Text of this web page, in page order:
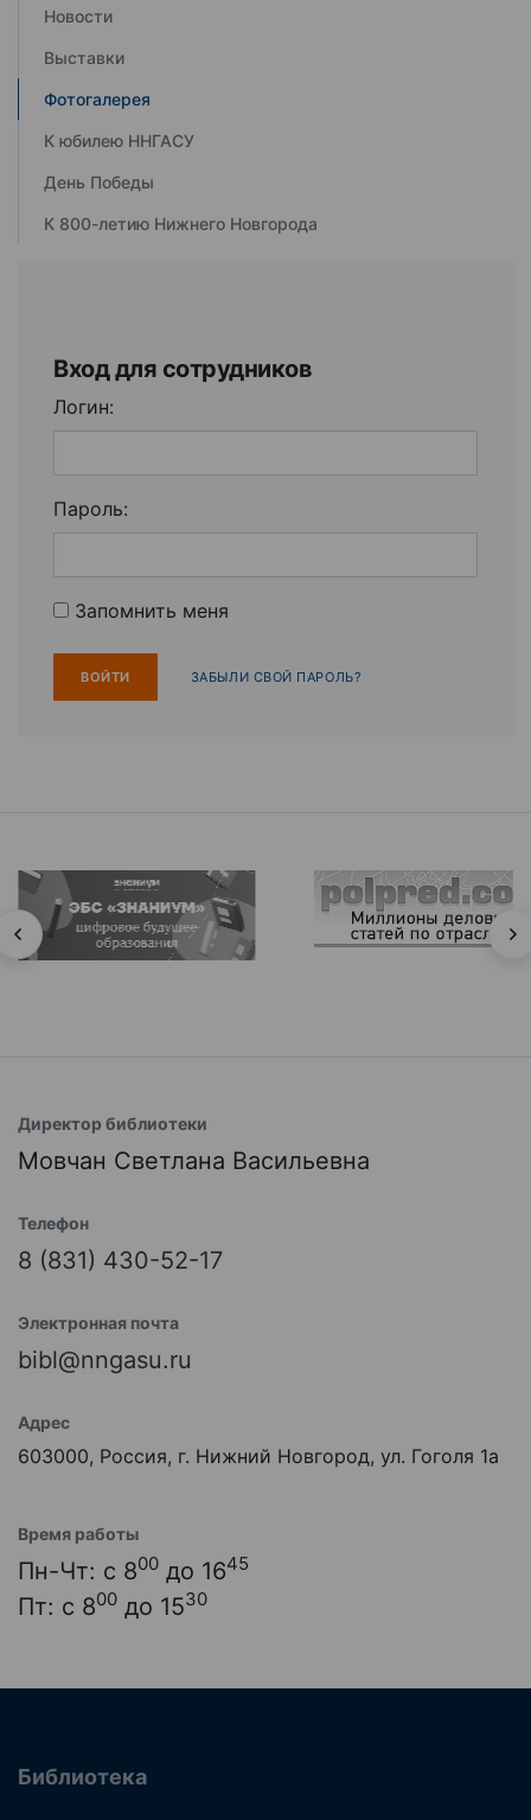
Новости
Выставки
Фотогалерея
К юбилею ННГАСУ
День Победы
К 800-летию Нижнего Новгорода
Вход для сотрудников
Логин:
Пароль:
Запомнить меня
ЗАБЫЛИ СВОЙ ПАРОЛЬ?
Директор библиотеки
Мовчан Светлана Васильевна
Телефон
8 (831) 430-52-17
Электронная почта
bibl@nngasu.ru
Адрес
603000, Россия, г. Нижний Новгород, ул. Гоголя 1а
Время работы
Пн-Чт: с 800 до 1645
Пт: с 800 до 1530
Библиотека